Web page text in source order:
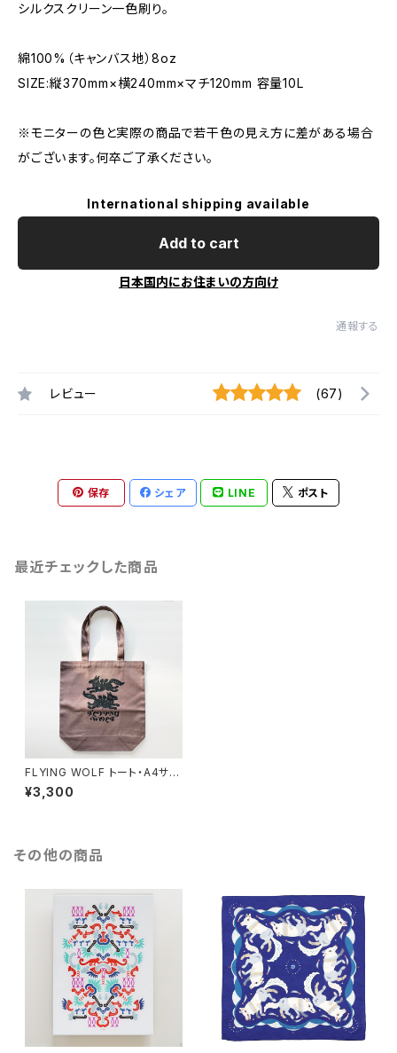
シルクスクリーン一色刷り。
綿100%（キャンバス地）8oz
SIZE:縦370mm×横240mm×マチ120mm 容量10L
※モニターの色と実際の商品で若干色の見え方に差がある場合
がございます。何卒ご了承ください。
International shipping available
Add to cart
日本国内にお住まいの方向け
通報する
レビュー (67)
保存 シェア LINE ポスト
最近チェックした商品
FLYING WOLF トート・A4サイ
ズ（正規版）
¥3,300
その他の商品